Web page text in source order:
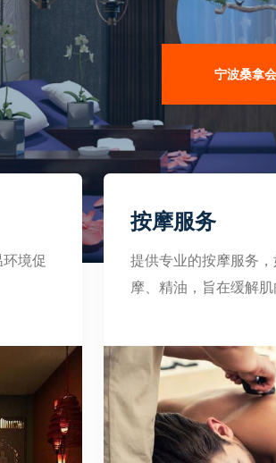
宁波桑拿
境促
按摩服务
提供专业的按摩服务
摩、精油，旨在缓解肌